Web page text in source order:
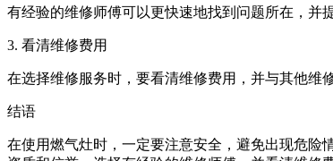
有经验的维修师傅可以更快速地找到问题所在，并
3. 看清维修费用
在选择维修服务时，要看清维修费用，并与其他维
结语
在使用燃气灶时，一定要注意安全，避免出现危险